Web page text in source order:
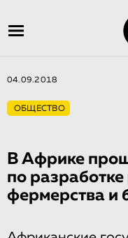
04.09.2018
ОБЩЕСТВО
В Африке
по
фермерства и